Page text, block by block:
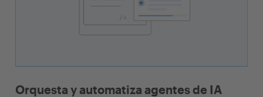
Orquesta y automatiza agentes de IA